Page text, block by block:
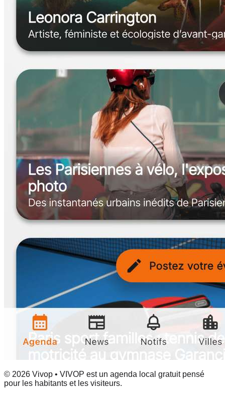
© 2026 Vivop • VIVOP est un agenda local gratuit pensé
pour les habitants et les visiteurs.